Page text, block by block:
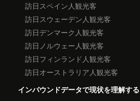
訪日スペイン人観光客
訪日スウェーデン人観光客
訪日デンマーク人観光客
訪日ノルウェー人観光客
訪日フィンランド人観光客
訪日オーストラリア人観光客
インバウンドデータで現状を理解する